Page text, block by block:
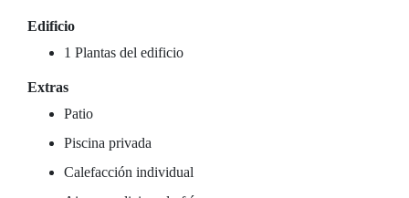
Edificio
1 Plantas del edificio
Extras
Patio
Piscina privada
Calefacción individual